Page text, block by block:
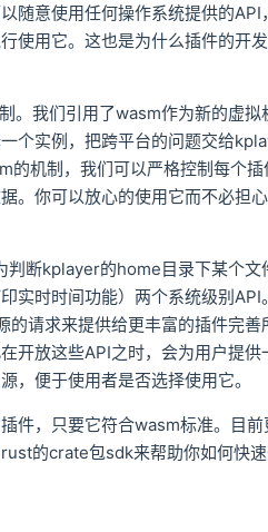
随意使用任何操作系统提供的
使用它。这也是为什么插件的开
。我们引用了wasm作为新的虚
个实例，把跨平台的问题交给
的机制，我们可以严格控制每个
。你可以放心的使用它而不必担
判断kplayer的home目录下某个
实时时间功能）两个系统级别
的请求来提供给更丰富的插件完
开放这些API之时，会为用户提
，便于使用者是否选择使用它。
件，只要它符合wasm标准。目
的crate包sdk来帮助你如何快